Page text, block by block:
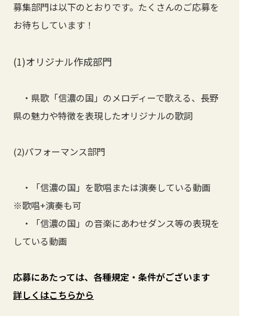
募集部門は以下のとおりです。たくさんのご応募を
お待ちしています！
(1)オリジナル作成部門
・県歌「信濃の国」のメロディーで歌える、長野
県の魅力や特徴を表現したオリジナルの歌詞
(2)パフォーマンス部門
・「信濃の国」を歌唱または演奏している動画
※歌唱+演奏も可
・「信濃の国」の音楽にあわせダンス等の表現を
している動画
応募にあたっては、各種規定・条件がございます
詳しくはこちらから